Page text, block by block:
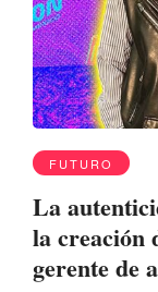
FUTURO
La
la creación
gerente de